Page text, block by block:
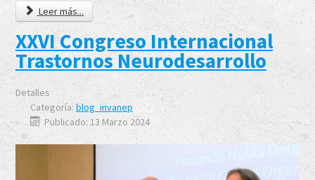
Leer más...
XXVI Congreso Internacional
Trastornos Neurodesarrollo
Detalles
Categoría: blog_invanep
Publicado: 13 Marzo 2024